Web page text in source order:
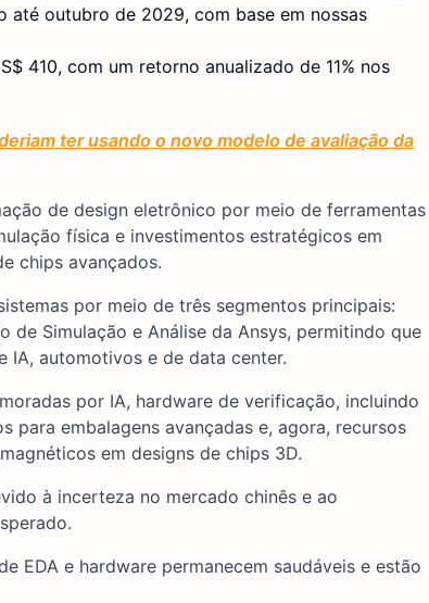
até outubro de 2029, com base em nossas
410, com um retorno anualizado de 11% nos
ter usando o novo modelo de avaliação da
de design eletrônico por meio de ferramentas
física e investimentos estratégicos em
chips avançados.
por meio de três segmentos principais:
de Simulação e Análise da Ansys, permitindo que
IA, automotivos e de data center.
por IA, hardware de verificação, incluindo
para embalagens avançadas e, agora, recursos
em designs de chips 3D.
à incerteza no mercado chinês e ao
EDA e hardware permanecem saudáveis e estão